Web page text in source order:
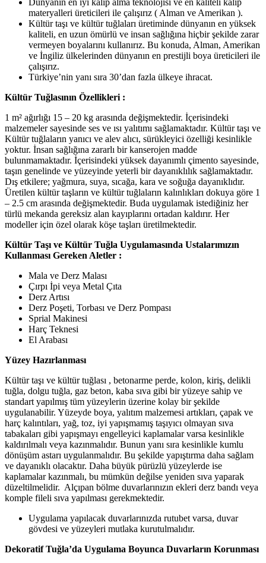
materyalleri üreticileri ile çalışırız ( Alman ve Amerikan ).
Kültür taşı ve kültür tuğlaları üretiminde dünyanın en yüksek
kaliteli, en uzun ömürlü ve insan sağlığına hiçbir şekilde zarar
vermeyen boyalarını kullanırız. Bu konuda, Alman, Amerikan
ve İngiliz ülkelerinden dünyanın en prestijli boya üreticileri ile
çalışırız.
Türkiye’nin yanı sıra 30’dan fazla ülkeye ihracat.
Kültür Tuğlasının Özellikleri :
1 m² ağırlığı 15 – 20 kg arasında değişmektedir. İçerisindeki
malzemeler sayesinde ses ve ısı yalıtımı sağlamaktadır. Kültür taşı ve
Kültür tuğlaların yanıcı ve alev alıcı, sürükleyici özelliği kesinlikle
yoktur. İnsan sağlığına zararlı bir kanserojen madde
bulunmamaktadır. İçerisindeki yüksek dayanımlı çimento sayesinde,
taşın genelinde ve yüzeyinde yeterli bir dayanıklılık sağlamaktadır.
Dış etkilere; yağmura, suya, sıcağa, kara ve soğuğa dayanıklıdır.
Üretilen kültür taşların ve kültür tuğlaların kalınlıkları dokuya göre 1
– 2.5 cm arasında değişmektedir. Buda uygulamak istediğiniz her
türlü mekanda gereksiz alan kayıplarını ortadan kaldırır. Her
modeller için özel olarak köşe taşları üretilmektedir.
Kültür Taşı ve Kültür Tuğla Uygulamasında Ustalarımızın
Kullanması Gereken Aletler :
Mala ve Derz Malası
Çırpı İpi veya Metal Çıta
Derz Artısı
Derz Poşeti, Torbası ve Derz Pompası
Sprial Makinesi
Harç Teknesi
El Arabası
Yüzey Hazırlanması
Kültür taşı ve kültür tuğlası , betonarme perde, kolon, kiriş, delikli
tuğla, dolgu tuğla, gaz beton, kaba sıva gibi bir yüzeye sahip ve
standart yapılmış tüm yüzeylerin üzerine kolay bir şekilde
uygulanabilir. Yüzeyde boya, yalıtım malzemesi artıkları, çapak ve
harç kalıntıları, yağ, toz, iyi yapışmamış taşıyıcı olmayan sıva
tabakaları gibi yapışmayı engelleyici kaplamalar varsa kesinlikle
kaldırılmalı veya kazınmalıdır. Bunun yanı sıra kesinlikle kumlu
dönüşüm astarı uygulanmalıdır. Bu şekilde yapıştırma daha sağlam
ve dayanıklı olacaktır. Daha büyük pürüzlü yüzeylerde ise
kaplamalar kazınmalı, bu mümkün değilse yeniden sıva yaparak
düzeltilmelidir. Alçıpan bölme duvarlarınızın ekleri derz bandı veya
komple fileli sıva yapılması gerekmektedir.
Uygulama yapılacak duvarlarınızda rutubet varsa, duvar
gövdesi ve yüzeyleri mutlaka kurutulmalıdır.
Dekoratif Tuğla’da Uygulama Boyunca Duvarların Korunması